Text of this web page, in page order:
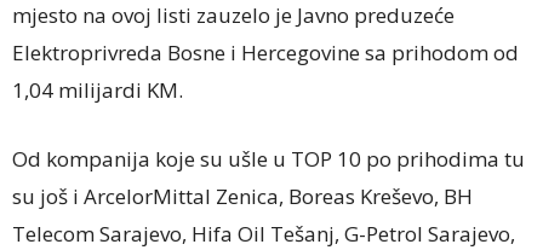
mjesto na ovoj listi zauzelo je Javno preduzeće
Elektroprivreda Bosne i Hercegovine sa prihodom od
1,04 milijardi KM.
Od kompanija koje su ušle u TOP 10 po prihodima tu
su još i ArcelorMittal Zenica, Boreas Kreševo, BH
Telecom Sarajevo, Hifa Oil Tešanj, G-Petrol Sarajevo,